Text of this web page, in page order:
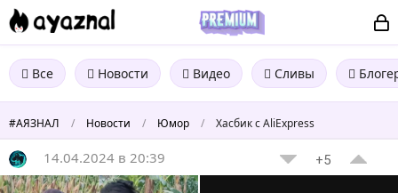
Все Новости Видео Сливы
#АЯЗНАЛ / Новости / Юмор / Хасбик с AliExpress
14.04.2024 в 20:39 +5